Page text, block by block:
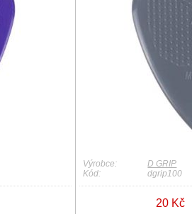
Výrobce:
D GRIP
Kód:
dgrip100
20 Kč